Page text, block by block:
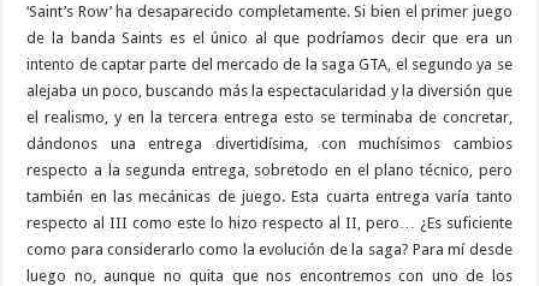
‘Saint’s Row’ ha desaparecido completamente. Si bien el primer juego
de la banda Saints es el único al que podríamos decir que era un
intento de captar parte del mercado de la saga GTA, el segundo ya se
alejaba un poco, buscando más la espectacularidad y la diversión que
el realismo, y en la tercera entrega esto se terminaba de concretar,
dándonos una entrega divertidísima, con muchísimos cambios
respecto a la segunda entrega, sobretodo en el plano técnico, pero
también en las mecánicas de juego. Esta cuarta entrega varía tanto
respecto al III como este lo hizo respecto al II, pero… ¿Es suficiente
como para considerarlo como la evolución de la saga? Para mí desde
luego no, aunque no quita que nos encontremos con uno de los